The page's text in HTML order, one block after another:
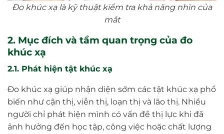
Đo khúc xạ là kỹ thuật kiểm tra khả năng nhìn của
mắt
2. Mục đích và tầm quan trọng của đo
khúc xạ
2.1. Phát hiện tật khúc xạ
Đo khúc xạ giúp nhận diện sớm các tật khúc xạ phổ
biến như cận thị, viễn thị, loạn thị và lão thị. Nhiều
người chỉ phát hiện mình có vấn đề thị lực khi đã
ảnh hưởng đến học tập, công việc hoặc chất lượng